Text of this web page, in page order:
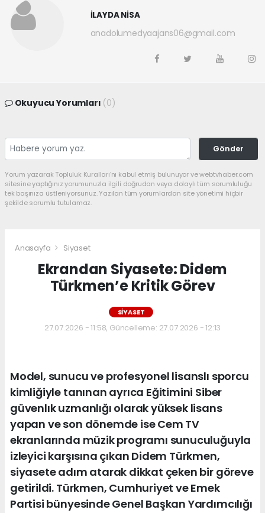
İLAYDA NİSA
anadolumedyaajans06@gmail.com
Okuyucu Yorumları (0)
Gönder
Yorum yazarak Topluluk Kuralları’nı kabul etmiş bulunuyor ve webtvhaber.com
sitesine yaptığınız yorumunuzla ilgili doğrudan veya dolaylı tüm sorumluluğu
tek başınıza üstleniyorsunuz. Yazılan tüm yorumlardan site yönetimi hiçbir
şekilde sorumlu tutulamaz.
Anasayfa Siyaset
Ekrandan Siyasete: Didem
Türkmen’e Kritik Görev
SIYASET
27.07.2026 - 11:58, Güncelleme: 27.07.2026 - 12:13
Model, sunucu ve profesyonel lisanslı sporcu
kimliğiyle tanınan ayrıca Eğitimini Siber
güvenlık uzmanlığı olarak yüksek lisans
yapan ve son dönemde ise Cem TV
ekranlarında müzik programı sunuculuğuyla
izleyici karşısına çıkan Didem Türkmen,
siyasete adım atarak dikkat çeken bir göreve
getirildi. Türkmen, Cumhuriyet ve Emek
Partisi bünyesinde Genel Başkan Yardımcılığı